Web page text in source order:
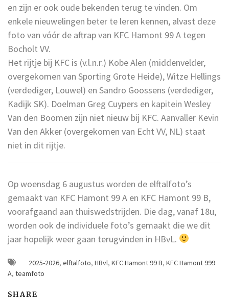
en zijn er ook oude bekenden terug te vinden. Om
enkele nieuwelingen beter te leren kennen, alvast deze
foto van vóór de aftrap van KFC Hamont 99 A tegen
Bocholt VV.
Het rijtje bij KFC is (v.l.n.r.) Kobe Alen (middenvelder,
overgekomen van Sporting Grote Heide), Witze Hellings
(verdediger, Louwel) en Sandro Goossens (verdediger,
Kadijk SK). Doelman Greg Cuypers en kapitein Wesley
Van den Boomen zijn niet nieuw bij KFC. Aanvaller Kevin
Van den Akker (overgekomen van Echt VV, NL) staat
niet in dit rijtje.
Op woensdag 6 augustus worden de elftalfoto’s
gemaakt van KFC Hamont 99 A en KFC Hamont 99 B,
voorafgaand aan thuiswedstrijden. Die dag, vanaf 18u,
worden ook de individuele foto’s gemaakt die we dit
jaar hopelijk weer gaan terugvinden in HBvL.
2025-2026, elftalfoto, HBvl, KFC Hamont 99 B, KFC Hamont 999
A, teamfoto
SHARE